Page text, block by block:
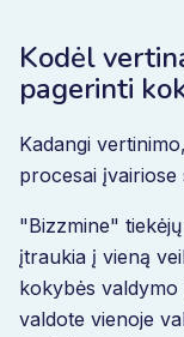
Kodėl
pagerinti
Kadangi
procesai įvairiose
"Bizzmine"
įtraukia į vieną
kokybės
valdote vienoje